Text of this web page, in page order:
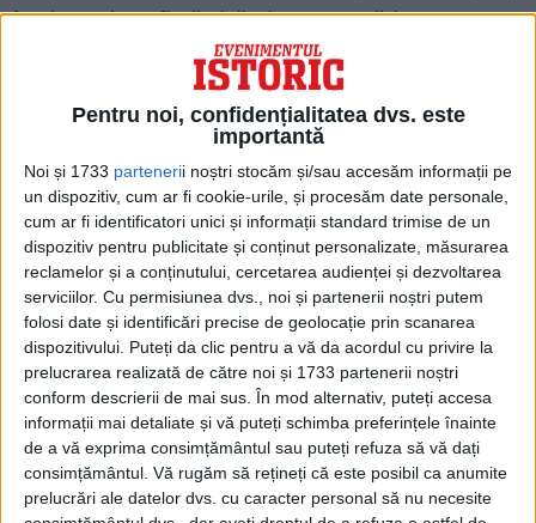
Pentru noi, confidențialitatea dvs. este
importantă
Noi și 1733 partenerii noștri stocăm și/sau accesăm informații pe
un dispozitiv, cum ar fi cookie-urile, și procesăm date personale,
cum ar fi identificatori unici și informații standard trimise de un
dispozitiv pentru publicitate și conținut personalizate, măsurarea
reclamelor și a conținutului, cercetarea audienței și dezvoltarea
serviciilor. Cu permisiunea dvs., noi și partenerii noștri putem
folosi date și identificări precise de geolocație prin scanarea
dispozitivului. Puteți da clic pentru a vă da acordul cu privire la
prelucrarea realizată de către noi și 1733 partenerii noștri
conform descrierii de mai sus. În mod alternativ, puteți accesa
informații mai detaliate și vă puteți schimba preferințele înainte
de a vă exprima consimțământul sau puteți refuza să vă dați
consimțământul. Vă rugăm să rețineți că este posibil ca anumite
prelucrări ale datelor dvs. cu caracter personal să nu necesite
înainte de a fi rănită și evacuată la
Moscova. După ce s-a recuperat, a fost
purtător de cuvânt al Armatei Roșii.
Elizabeth „Lee” Miller, Lady Penrose, a fost
o fotojurnalistă americană care, în timp ce
lucra pentru Vogue, a acoperit o serie de
evenimente din timpul celui de-al Doilea
Război Mondial, inclusiv Blitzul și eliberările
Aliaților din Paris, Buchenwald și Dachau.
În timp ce se afla în Europa, ea și-a propus
să „documenteze războiul ca dovadă
istorică” și să ofere „un context pentru
evenimente”.